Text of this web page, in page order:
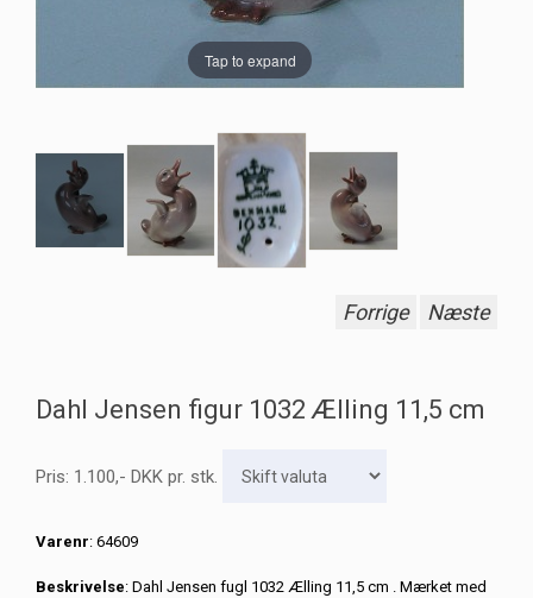
Tap to expand
Forrige Næste
Dahl Jensen figur 1032 Ælling 11,5 cm
Pris: 1.100,- DKK pr. stk.
Varenr: 64609
Beskrivelse: Dahl Jensen fugl 1032 Ælling 11,5 cm . Mærket med